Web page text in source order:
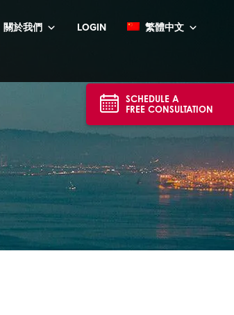
關於我們 LOGIN 繁體中文
SCHEDULE A
FREE CONSULTATION